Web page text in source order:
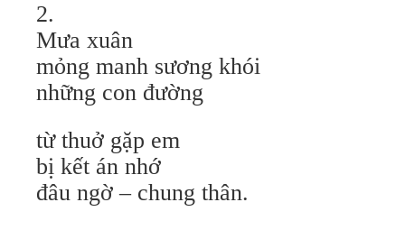
2.
Mưa xuân
mỏng manh sương khói
những con đường
từ thuở gặp em
bị kết án nhớ
đâu ngờ – chung thân.